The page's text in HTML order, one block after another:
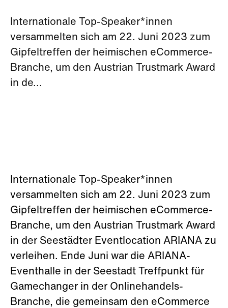
Internationale Top-Speaker*innen
versammelten sich am 22. Juni 2023 zum
Gipfeltreffen der heimischen eCommerce-
Branche, um den Austrian Trustmark Award
in de...
Internationale Top-Speaker*innen
versammelten sich am 22. Juni 2023 zum
Gipfeltreffen der heimischen eCommerce-
Branche, um den Austrian Trustmark Award
in der Seestädter Eventlocation ARIANA zu
verleihen. Ende Juni war die ARIANA-
Eventhalle in der Seestadt Treffpunkt für
Gamechanger in der Onlinehandels-
Branche, die gemeinsam den eCommerce